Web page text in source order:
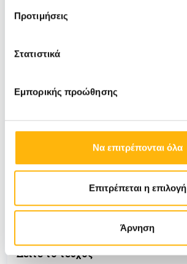
Προτιμήσεις
Στατιστικά
Εμπορικής προώθησης
Να επιτρέπονται όλα
Επιτρέπεται η επιλογή
Άρνηση
Δείτε το τεύχος